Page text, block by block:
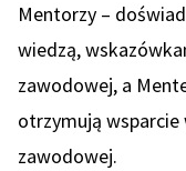
Mentorzy –
wiedzą,
zawodowej, a
otrzymują wsparcie
zawodowej.